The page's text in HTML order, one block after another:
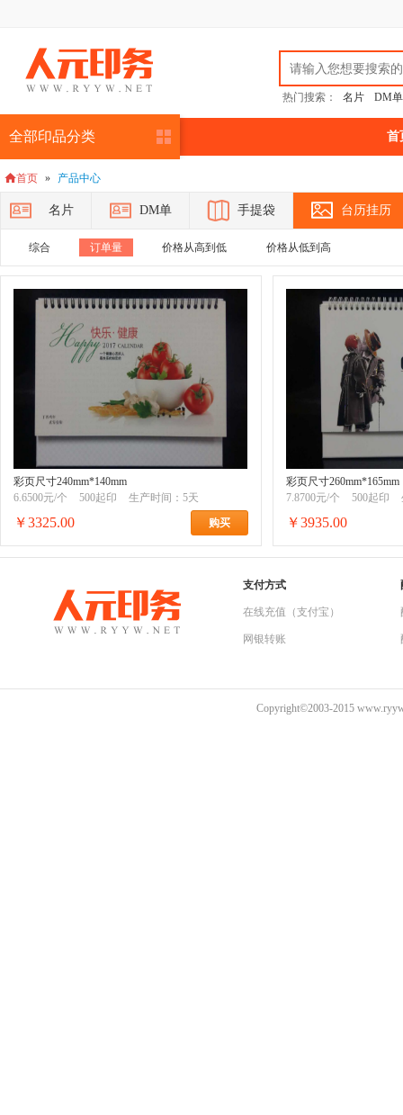
热门搜索： 名片 DM单
全部印品分类 首
首页 » 产品中心
名片 DM单 手提袋 台历挂历
综合 订单量 价格从高到低 价格从低到高
彩页尺寸240mm*140mm
6.6500元/个
500起印 生产时间：5天
￥3325.00 购买
彩页尺寸260mm*165mm
7.8700元/个
500起印
￥3935.00
支付方式
在线充值（支付宝）
网银转账
Copyright©2003-2015